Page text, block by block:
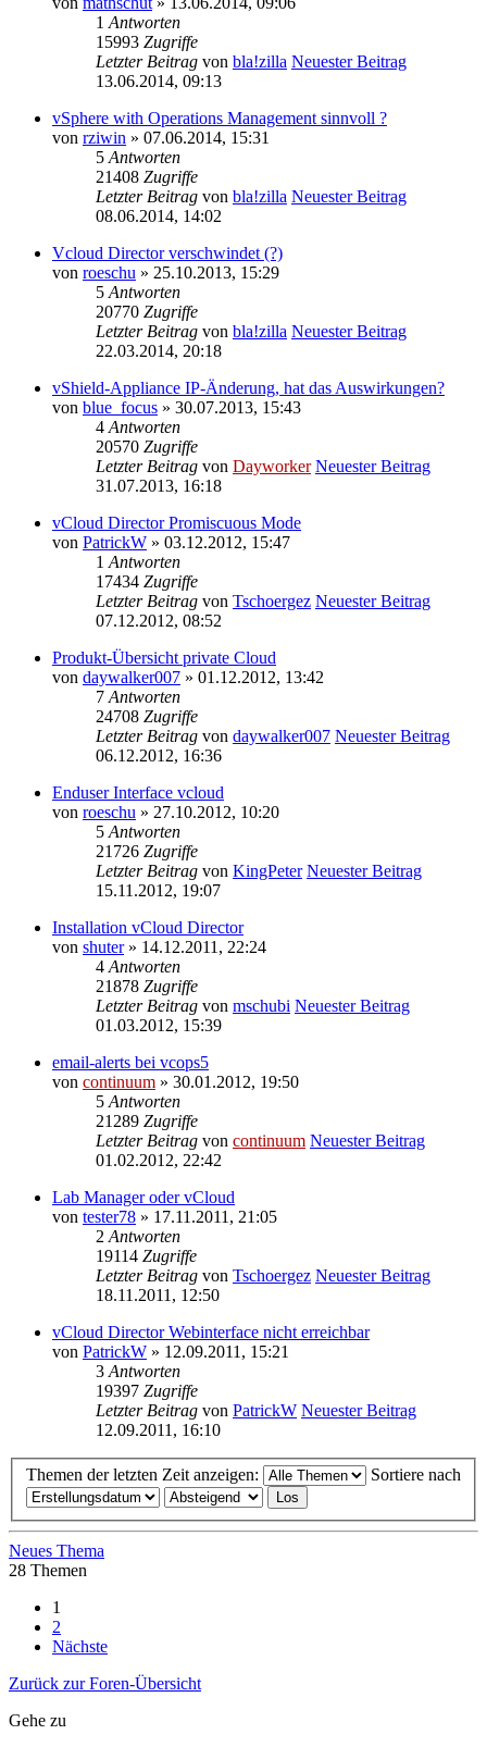
1 Antworten
15993 Zugriffe
Letzter Beitrag von bla!zilla Neuester Beitrag
13.06.2014, 09:13
vSphere with Operations Management sinnvoll ?
von rziwin » 07.06.2014, 15:31
5 Antworten
21408 Zugriffe
Letzter Beitrag von bla!zilla Neuester Beitrag
08.06.2014, 14:02
Vcloud Director verschwindet (?)
von roeschu » 25.10.2013, 15:29
5 Antworten
20770 Zugriffe
Letzter Beitrag von bla!zilla Neuester Beitrag
22.03.2014, 20:18
vShield-Appliance IP-Änderung, hat das Auswirkungen?
von blue_focus » 30.07.2013, 15:43
4 Antworten
20570 Zugriffe
Letzter Beitrag von Dayworker Neuester Beitrag
31.07.2013, 16:18
vCloud Director Promiscuous Mode
von PatrickW » 03.12.2012, 15:47
1 Antworten
17434 Zugriffe
Letzter Beitrag von Tschoergez Neuester Beitrag
07.12.2012, 08:52
Produkt-Übersicht private Cloud
von daywalker007 » 01.12.2012, 13:42
7 Antworten
24708 Zugriffe
Letzter Beitrag von daywalker007 Neuester Beitrag
06.12.2012, 16:36
Enduser Interface vcloud
von roeschu » 27.10.2012, 10:20
5 Antworten
21726 Zugriffe
Letzter Beitrag von KingPeter Neuester Beitrag
15.11.2012, 19:07
Installation vCloud Director
von shuter» 14.12.2011, 22:24
4 Antworten
21878 Zugriffe
Letzter Beitrag von mschubi Neuester Beitrag
01.03.2012, 15:39
email-alerts bei vcops5
von continuum » 30.01.2012, 19:50
5 Antworten
21289 Zugriffe
Letzter Beitrag von continuum Neuester Beitrag
01.02.2012, 22:42
Lab Manager oder vCloud
von tester78 » 17.11.2011, 21:05
2 Antworten
19114 Zugriffe
Letzter Beitrag von Tschoergez Neuester Beitrag
18.11.2011, 12:50
vCloud Director Webinterface nicht erreichbar
von PatrickW » 12.09.2011, 15:21
3 Antworten
19397 Zugriffe
Letzter Beitrag von PatrickW Neuester Beitrag
12.09.2011, 16:10
Themen der letzten Zeit anzeigen: Sortiere nach
Neues Thema
28 Themen
1
2
Nächste
Zurück zur Foren-Übersicht
Gehe zu